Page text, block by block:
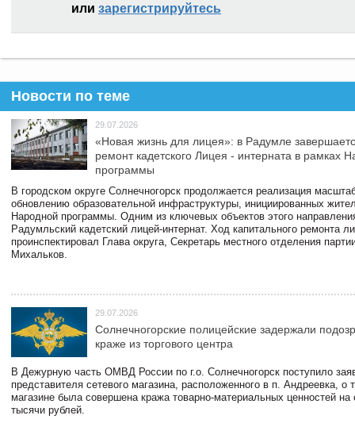
или зарегистрируйтесь
Новости по теме
29.07.2026
«Новая жизнь для лицея»: в Радумле
ремонт кадетского Лицея - интерната в рамках
программы
В городском округе Солнечногорск продолжается реализация
обновлению образовательной инфраструктуры, инициированных
Народной программы. Одним из ключевых объектов этого
Радумльский кадетский лицей-интернат. Ход капитального ремонта
проинспектировал Глава округа, Секретарь местного отделения
Михальков.
29.07.2026
Солнечногорские полицейские задержали
краже из торгового центра
В Дежурную часть ОМВД России по г.о. Солнечногорск поступило
представителя сетевого магазина, расположенного в п. Андреевка, о
магазине была совершена кража товарно-материальных ценностей
тысячи рублей.